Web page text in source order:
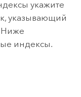
укажите
указывающий
Ниже
индексы.